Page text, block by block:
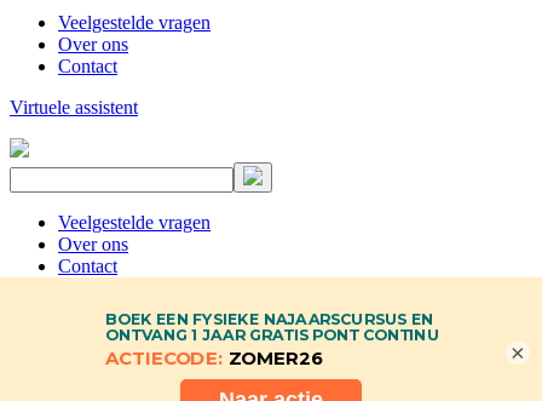
Veelgestelde vragen
Over ons
Contact
Virtuele assistent
Veelgestelde vragen
Over ons
Contact
×